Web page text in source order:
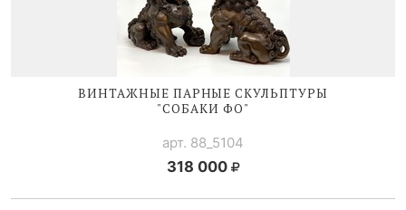
ВИНТАЖНЫЕ ПАРНЫЕ СКУЛЬПТУРЫ
"СОБАКИ ФО"
арт. 88_5104
318 000